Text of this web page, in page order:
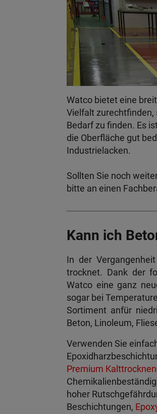
Watco bietet eine
Vielfalt zurechtfinden,
Bedarf zu finden. Es
die Oberfläche gut
Industrielacken.
Sollten Sie noch
bitte an einen
Kann ich
In der
trocknet. Dank der
Watco eine ganz
sogar bei
Sortiment anfür
Beton, Linoleum,
Verwenden Sie
Premium
hoher
Beschichtungen,